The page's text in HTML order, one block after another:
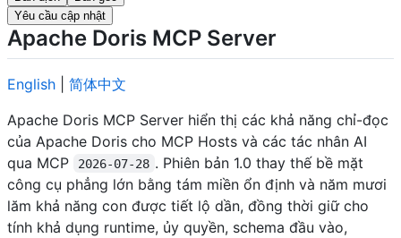
Yêu cầu cập nhật
Apache Doris MCP Server
English
简体中文
Apache Doris MCP Server hiển thị các khả năng chỉ-đọc
của Apache Doris cho MCP Hosts và các tác nhân AI
qua MCP
2026-07-28 . Phiên bản 1.0 thay thế bề mặt
công cụ phẳng lớn bằng tám miền ổn định và năm mươi
lăm khả năng con được tiết lộ dần, đồng thời giữ cho
tính khả dụng runtime, ủy quyền, schema đầu vào,